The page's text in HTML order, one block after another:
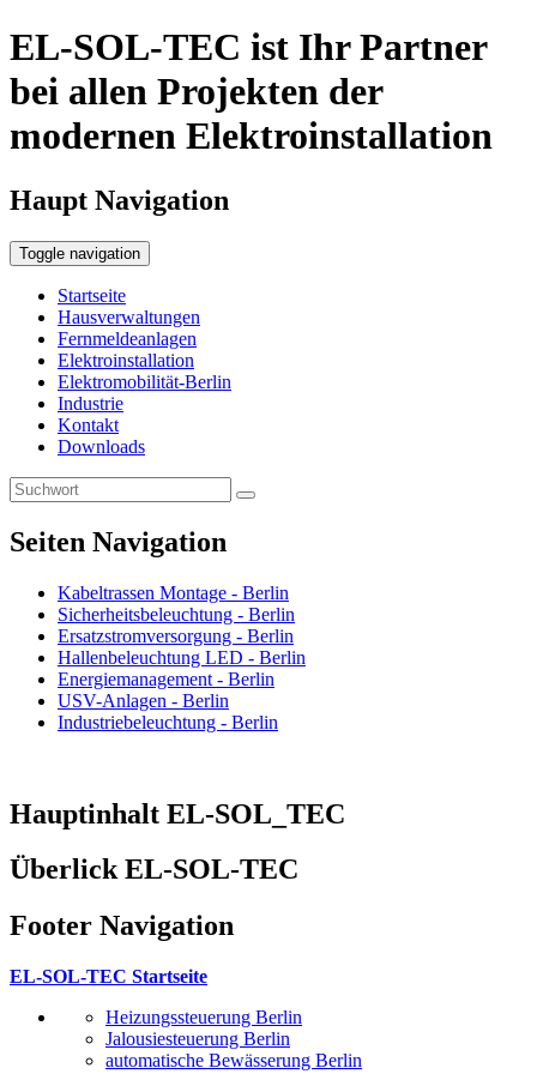
EL-SOL-TEC ist Ihr Partner
bei allen Projekten der
modernen Elektroinstallation
Haupt Navigation
Toggle navigation
Startseite
Hausverwaltungen
Fernmeldeanlagen
Elektroinstallation
Elektromobilität-Berlin
Industrie
Kontakt
Downloads
Seiten Navigation
Kabeltrassen Montage - Berlin
Sicherheitsbeleuchtung - Berlin
Ersatzstromversorgung - Berlin
Hallenbeleuchtung LED - Berlin
Energiemanagement - Berlin
USV-Anlagen - Berlin
Industriebeleuchtung - Berlin
Hauptinhalt EL-SOL_TEC
Überlick EL-SOL-TEC
Footer Navigation
EL-SOL-TEC Startseite
Heizungssteuerung Berlin
Jalousiesteuerung Berlin
automatische Bewässerung Berlin